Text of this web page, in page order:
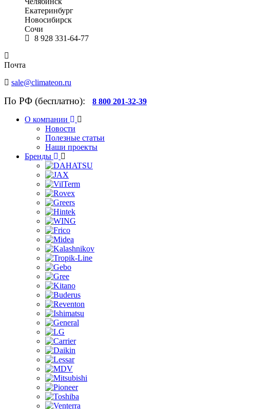
Екатеринбург
Новосибирск
Сочи
8 928 331-64-77
Почта
sale@climateon.ru
По РФ (бесплатно): 8 800 201-32-39
О компании
Новости
Полезные статьи
Наши проекты
Бренды